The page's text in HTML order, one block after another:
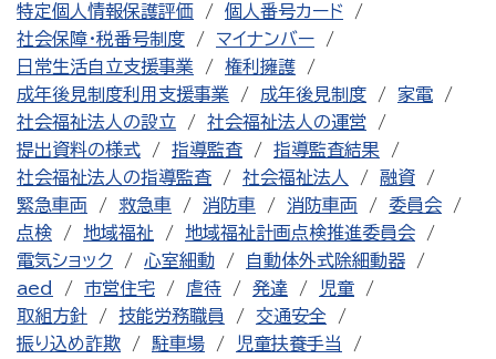
特定個人情報保護評価
個人番号カード
社会保障・税番号制度
マイナンバー
日常生活自立支援事業
権利擁護
成年後見制度利用支援事業
成年後見制度
家電
社会福祉法人の設立
社会福祉法人の運営
提出資料の様式
指導監査
指導監査結果
社会福祉法人の指導監査
社会福祉法人
融資
緊急車両
救急車 消防車 消防車両
委員会
点検
地域福祉
地域福祉計画点検推進委員会
電気ショック
心室細動
自動体外式除細動器
aed
市営住宅 虐待 発達
児童
取組方針
技能労務職員
交通安全
振り込め詐欺
駐車場 児童扶養手当